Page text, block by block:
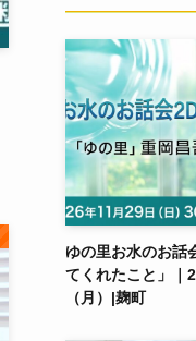
ゆの里お水のお話
てくれたこと」｜
（月）|麹町